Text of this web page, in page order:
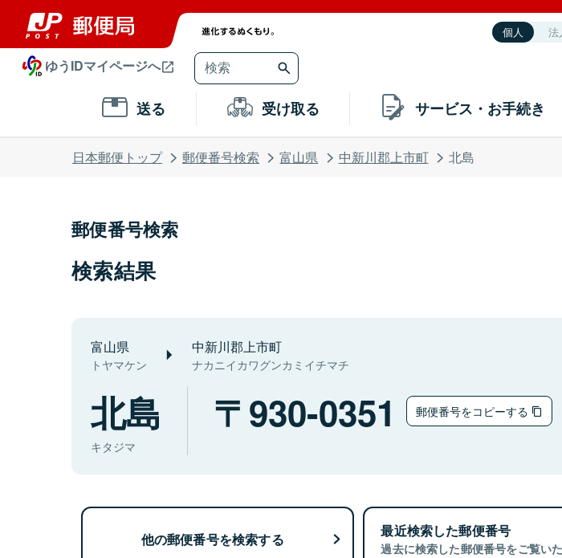
個人 法
ゆうIDマイページへ
送る 受け取る サービス・お手続き
日本郵便トップ 郵便番号検索 富山県 中新川郡上市町 北島
郵便番号検索
検索結果
富山県
トヤマケン
中新川郡上市町
ナカニイカワグンカミイチマチ
北島
キタジマ
930-0351 郵便番号をコピーする
他の郵便番号を検索する 最近検索した郵便番号
過去に検索した郵便番号をご覧いた